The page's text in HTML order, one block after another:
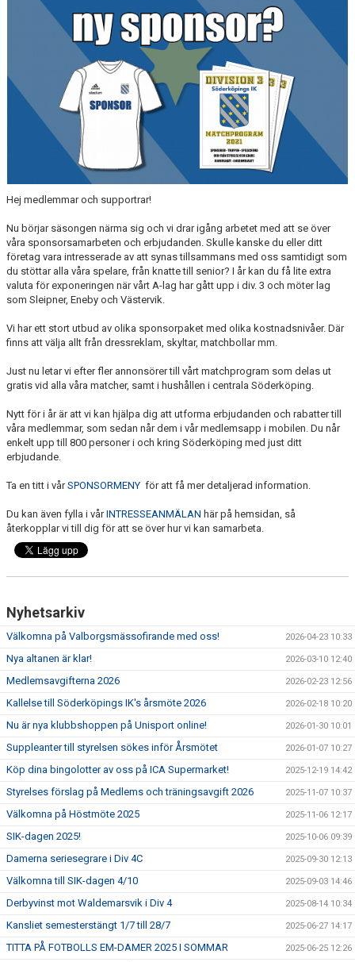
SPONSORER
Hej medlemmar och supportrar!
Nu börjar säsongen närma sig och vi drar igång arbetet med att se över
våra sponsorsamarbeten och erbjudanden. Skulle kanske du eller ditt
företag vara intresserade av att synas tillsammans med oss samtidigt som
du stöttar alla våra spelare, från knatte till senior? I år kan du få lite extra
valuta för exponeringen när vårt A-lag har gått upp i div. 3 och möter lag
som Sleipner, Eneby och Västervik.
Vi har ett stort utbud av olika sponsorpaket med olika kostnadsnivåer. Där
finns att välja allt från dressreklam, skyltar, matchbollar mm.
Just nu letar vi efter fler annonsörer till vårt matchprogram som delas ut
gratis vid alla våra matcher, samt i hushållen i centrala Söderköping.
Nytt för i år är att vi kan hjälpa dig att utforma erbjudanden och rabatter till
våra medlemmar, som sedan når dem i vår medlemsapp i mobilen. Du når
enkelt upp till 800 personer i och kring Söderköping med just ditt
erbjudande.
Ta en titt i vårSPONSORMENY för att få mer detaljerad information.
Du kan även fylla i vårINTRESSEANMÄLAN här på hemsidan, så
återkopplar vi till dig för att se över hur vi kan samarbeta.
Nyhetsarkiv
Välkomna på Valborgsmässofirande med oss! 2026-04-23 10:33
Nya altanen är klar! 2026-03-10 12:40
Medlemsavgifterna 2026 2026-02-23 12:56
Kallelse till Söderköpings IK's årsmöte 2026 2026-02-18 10:20
Nu är nya klubbshoppen på Unisport online! 2026-01-30 10:01
Suppleanter till styrelsen sökes inför Årsmötet 2026-01-07 10:27
Köp dina bingolotter av oss på ICA Supermarket! 2025-12-19 14:42
Styrelses förslag på Medlems och träningsavgift 2026 2025-11-07 10:37
Välkomna på Höstmöte 2025 2025-11-06 12:17
SIK-dagen 2025! 2025-10-06 09:39
Damerna seriesegrare i Div 4C 2025-09-30 12:13
Välkomna till SIK-dagen 4/10 2025-09-03 14:46
Derbyvinst mot Waldemarsvik i Div 4 2025-08-14 10:34
Kansliet semesterstängt 1/7 till 28/7 2025-06-27 14:17
TITTA PÅ FOTBOLLS EM-DAMER 2025 I SOMMAR 2025-06-25 12:26